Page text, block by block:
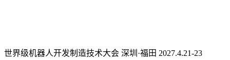
世界级机器人开发制造技术大会 深圳·福田 2027.4.21-23